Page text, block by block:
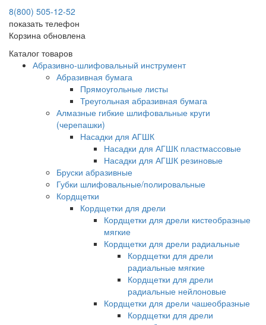
8(800) 505-12-52
показать телефон
Корзина обновлена
Каталог товаров
Абразивно-шлифовальный инструмент
Абразивная бумага
Прямоугольные листы
Треугольная абразивная бумага
Алмазные гибкие шлифовальные круги
(черепашки)
Насадки для АГШК
Насадки для АГШК пластмассовые
Насадки для АГШК резиновые
Бруски абразивные
Губки шлифовальные/полировальные
Кордщетки
Кордщетки для дрели
Кордщетки для дрели кистеобразные
мягкие
Кордщетки для дрели радиальные
Кордщетки для дрели
радиальные мягкие
Кордщетки для дрели
радиальные нейлоновые
Кордщетки для дрели чашеобразные
Кордщетки для дрели